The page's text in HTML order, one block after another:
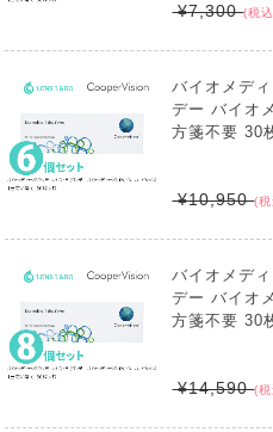
¥7,300(税
バイオメデ
デー バイオ
方箋不要 30
¥10,950(
バイオメデ
デー バイオ
方箋不要 30
¥14,590(